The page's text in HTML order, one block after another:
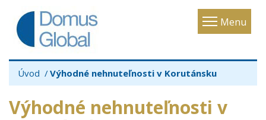
Menu
Toggle
Úvod Výhodné nehnuteľnosti v Korutánsku
Výhodné nehnuteľnosti v